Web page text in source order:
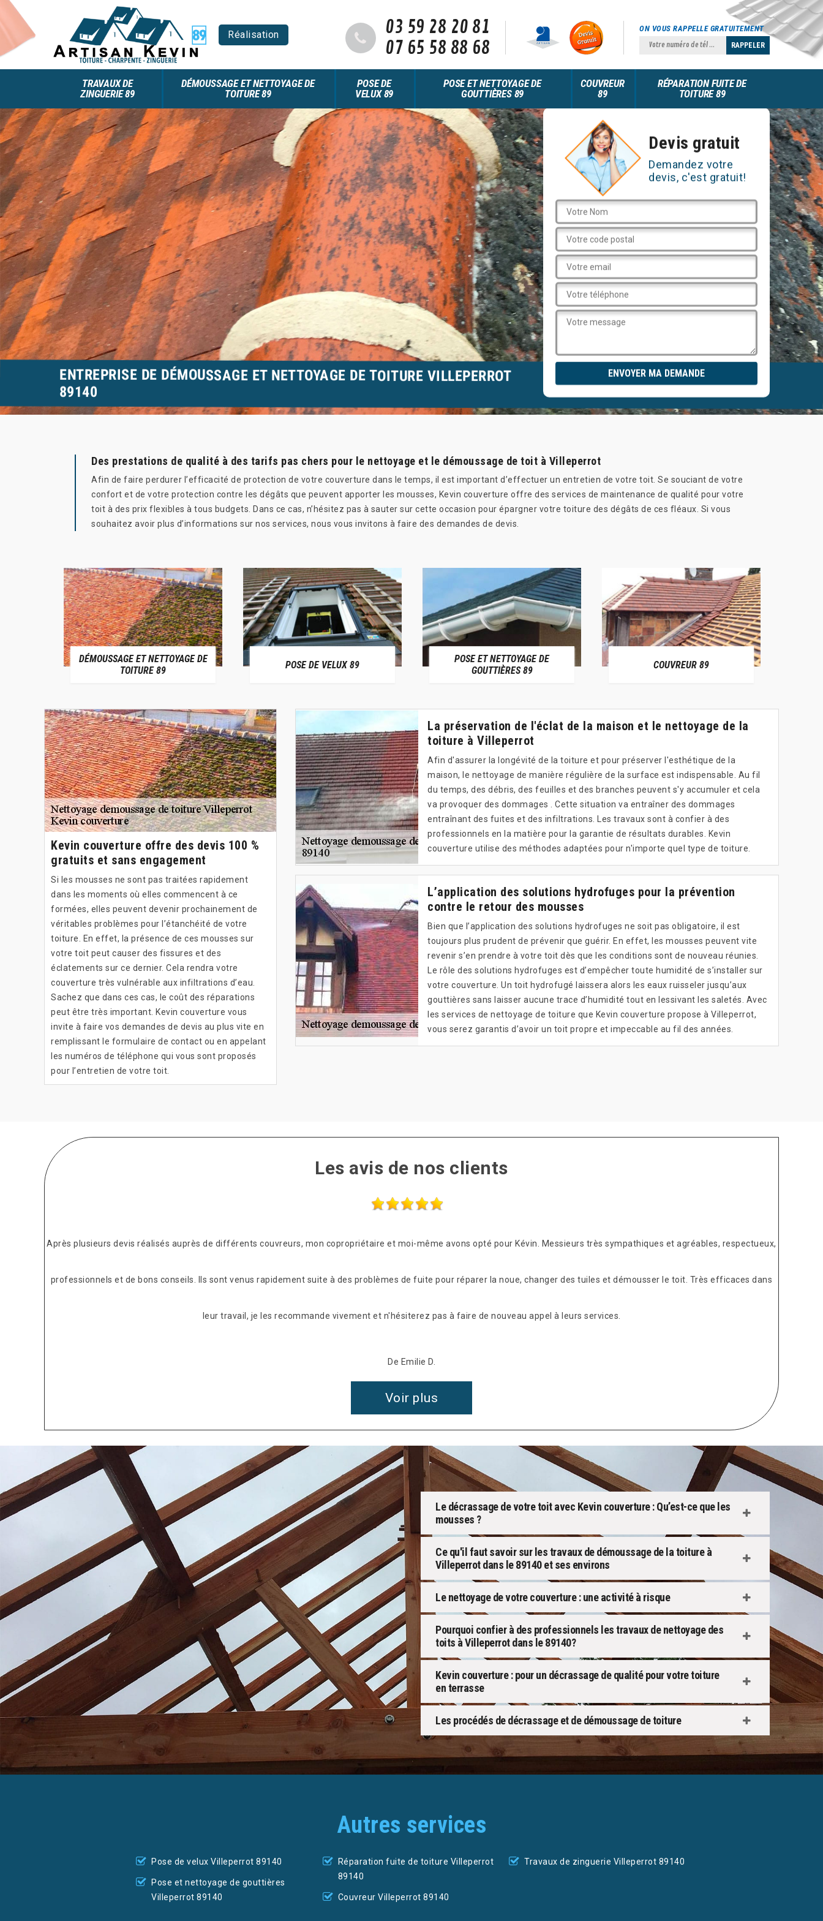
Réalisation
03 59 28 20 81
07 65 58 88 68
ON VOUS RAPPELLE GRATUITEMENT
TRAVAUX DE
ZINGUERIE 89
DÉMOUSSAGE ET NETTOYAGE DE
TOITURE 89
POSE DE
VELUX 89
POSE ET NETTOYAGE DE
GOUTTIÈRES 89
COUVREUR
89
RÉPARATION FUITE DE
TOITURE 89
Devis gratuit
Demandez votre
devis, c'est gratuit!
ENTREPRISE DE DÉMOUSSAGE ET NETTOYAGE DE TOITURE VILLEPERROT
89140
Des prestations de qualité à des tarifs pas chers pour le nettoyage et le démoussage de toit à Villeperrot
Afin de faire perdurer l’efficacité de protection de votre couverture dans le temps, il est important d’effectuer un entretien de votre toit. Se souciant de votre
confort et de votre protection contre les dégâts que peuvent apporter les mousses, Kevin couverture offre des services de maintenance de qualité pour votre
toit à des prix flexibles à tous budgets. Dans ce cas, n’hésitez pas à sauter sur cette occasion pour épargner votre toiture des dégâts de ces fléaux. Si vous
souhaitez avoir plus d’informations sur nos services, nous vous invitons à faire des demandes de devis.
DÉMOUSSAGE ET NETTOYAGE DE
TOITURE 89
POSE DE VELUX 89
POSE ET NETTOYAGE DE
GOUTTIÈRES 89
COUVREUR 89
Kevin couverture offre des devis 100 %
gratuits et sans engagement
Si les mousses ne sont pas traitées rapidement
dans les moments où elles commencent à ce
formées, elles peuvent devenir prochainement de
véritables problèmes pour l’étanchéité de votre
toiture. En effet, la présence de ces mousses sur
votre toit peut causer des fissures et des
éclatements sur ce dernier. Cela rendra votre
couverture très vulnérable aux infiltrations d’eau.
Sachez que dans ces cas, le coût des réparations
peut être très important. Kevin couverture vous
invite à faire vos demandes de devis au plus vite en
remplissant le formulaire de contact ou en appelant
les numéros de téléphone qui vous sont proposés
pour l’entretien de votre toit.
La préservation de l'éclat de la maison et le nettoyage de la
toiture à Villeperrot
Afin d'assurer la longévité de la toiture et pour préserver l'esthétique de la
maison, le nettoyage de manière régulière de la surface est indispensable. Au fil
du temps, des débris, des feuilles et des branches peuvent s'y accumuler et cela
va provoquer des dommages . Cette situation va entraîner des dommages
entraînant des fuites et des infiltrations. Les travaux sont à confier à des
professionnels en la matière pour la garantie de résultats durables. Kevin
couverture utilise des méthodes adaptées pour n'importe quel type de toiture.
L’application des solutions hydrofuges pour la prévention
contre le retour des mousses
Bien que l’application des solutions hydrofuges ne soit pas obligatoire, il est
toujours plus prudent de prévenir que guérir. En effet, les mousses peuvent vite
revenir s’en prendre à votre toit dès que les conditions sont de nouveau réunies.
Le rôle des solutions hydrofuges est d’empêcher toute humidité de s’installer sur
votre couverture. Un toit hydrofugé laissera alors les eaux ruisseler jusqu’aux
gouttières sans laisser aucune trace d’humidité tout en lessivant les saletés. Avec
les services de nettoyage de toiture que Kevin couverture propose à Villeperrot,
vous serez garantis d’avoir un toit propre et impeccable au fil des années.
Les avis de nos clients
Après plusieurs devis réalisés auprès de différents couvreurs, mon copropriétaire et moi-même avons opté pour Kévin. Messieurs très sympathiques et agréables, respectueux,
professionnels et de bons conseils. Ils sont venus rapidement suite à des problèmes de fuite pour réparer la noue, changer des tuiles et démousser le toit. Très efficaces dans
leur travail, je les recommande vivement et n'hésiterez pas à faire de nouveau appel à leurs services.
De Emilie D.
Voir plus
Le décrassage de votre toit avec Kevin couverture : Qu’est-ce que les
mousses ?
Ce qu'il faut savoir sur les travaux de démoussage de la toiture à
Villeperrot dans le 89140 et ses environs
Le nettoyage de votre couverture : une activité à risque
Pourquoi confier à des professionnels les travaux de nettoyage des
toits à Villeperrot dans le 89140?
Kevin couverture : pour un décrassage de qualité pour votre toiture
en terrasse
Les procédés de décrassage et de démoussage de toiture
Autres services
Pose de velux Villeperrot 89140
Pose et nettoyage de gouttières
Villeperrot 89140
Réparation fuite de toiture Villeperrot
89140
Couvreur Villeperrot 89140
Travaux de zinguerie Villeperrot 89140